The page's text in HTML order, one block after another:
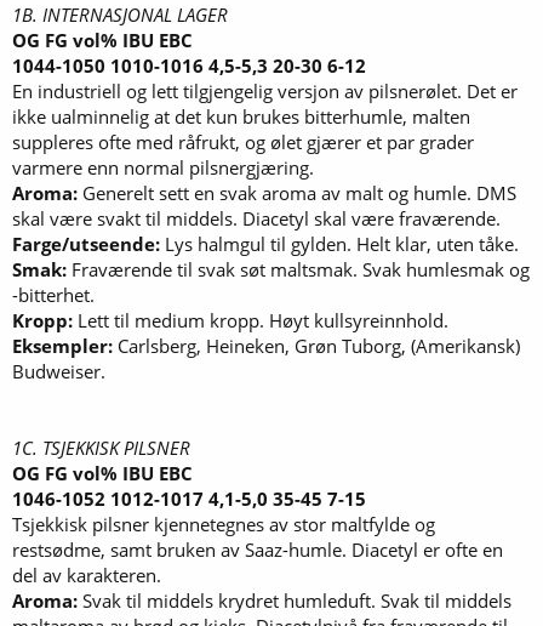
1B. INTERNASJONAL LAGER
OG FG vol% IBU EBC
1044-1050 1010-1016 4,5-5,3 20-30 6-12
En industriell og lett tilgjengelig versjon av pilsnerølet. Det er
ikke ualminnelig at det kun brukes bitterhumle, malten
suppleres ofte med råfrukt, og ølet gjærer et par grader
varmere enn normal pilsnergjæring.
Aroma: Generelt sett en svak aroma av malt og humle. DMS
skal være svakt til middels. Diacetyl skal være fraværende.
Farge/utseende: Lys halmgul til gylden. Helt klar, uten tåke.
Smak: Fraværende til svak søt maltsmak. Svak humlesmak og
-bitterhet.
Kropp: Lett til medium kropp. Høyt kullsyreinnhold.
Eksempler: Carlsberg, Heineken, Grøn Tuborg, (Amerikansk)
Budweiser.
1C. TSJEKKISK PILSNER
OG FG vol% IBU EBC
1046-1052 1012-1017 4,1-5,0 35-45 7-15
Tsjekkisk pilsner kjennetegnes av stor maltfylde og
restsødme, samt bruken av Saaz-humle. Diacetyl er ofte en
del av karakteren.
Aroma: Svak til middels krydret humleduft. Svak til middels